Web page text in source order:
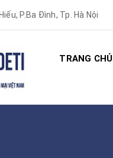
P.Ba Đình, Tp. Hà Nội
TRANG CHỦ